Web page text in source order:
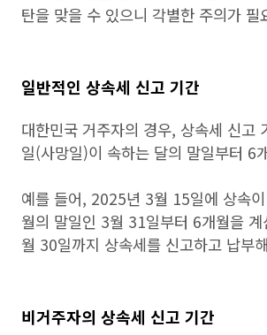
탄을 맞을 수 있으니 각별한 주의가 필
일반적인 상속세 신고 기간
대한민국 거주자의 경우, 상속세 신고
일(사망일)이 속하는 달의 말일부터 6
예를 들어, 2025년 3월 15일에 상속
월의 말일인 3월 31일부터 6개월을
월 30일까지 상속세를 신고하고 납부
비거주자의 상속세 신고 기간